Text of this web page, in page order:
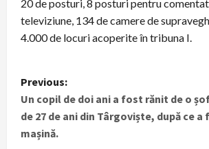
20 de posturi, 8 posturi pentru
televiziune, 134 de camere de
4.000 de locuri acoperite în tribuna I.
P
o
s
Previous:
Un copil de doi ani a fost rănit de o
de 27 de ani din Târgoviște, după ce
mașină.